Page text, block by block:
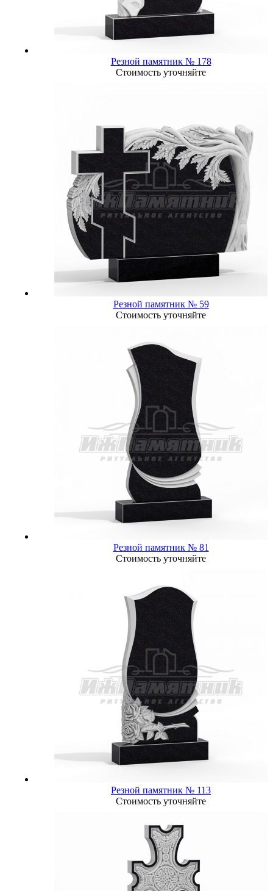
Резной памятник № 178
Стоимость уточняйте
Резной памятник № 59
Стоимость уточняйте
Резной памятник № 81
Стоимость уточняйте
Резной памятник № 113
Стоимость уточняйте